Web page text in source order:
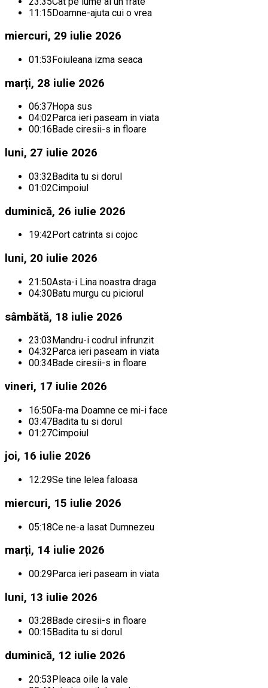
11:15Doamne-ajuta cui o vrea
miercuri, 29 iulie 2026
01:53Foiuleana izma seaca
marți, 28 iulie 2026
06:37Hopa sus
04:02 Parca ieri paseam in viata
00:16 Bade ciresii-s in floare
luni, 27 iulie 2026
03:32Badita tu si dorul
01:02Cimpoiul
duminică, 26 iulie 2026
19:42 Port catrinta si cojoc
luni, 20 iulie 2026
21:50Asta-i Lina noastra draga
04:30Batu murgu cu piciorul
sâmbătă, 18 iulie 2026
23:03 Mandru-i codrul infrunzit
04:32 Parca ieri paseam in viata
00:34Bade ciresii-s in floare
vineri, 17 iulie 2026
16:50Fa-ma Doamne ce mi-i face
03:47Badita tu si dorul
01:27Cimpoiul
joi, 16 iulie 2026
12:29Se tine lelea faloasa
miercuri, 15 iulie 2026
05:18Ce ne-a lasat Dumnezeu
marți, 14 iulie 2026
00:29Parca ieri paseam in viata
luni, 13 iulie 2026
03:28 Bade ciresii-s in floare
00:15 Badita tu si dorul
duminică, 12 iulie 2026
20:53Pleaca oile la vale